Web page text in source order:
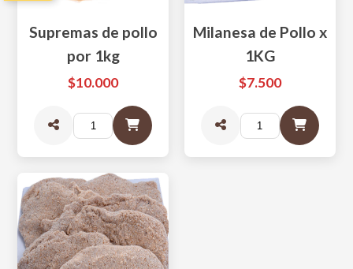
Supremas de pollo
por 1kg
$10.000
Milanesa de Pollo x
1KG
$7.500